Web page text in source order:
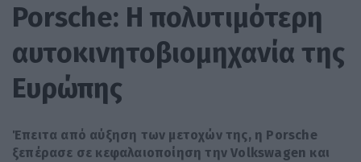
Porsche: Η πολυτιμότερη
αυτοκινητοβιομηχανία της
Ευρώπης
Έπειτα από αύξηση των μετοχών της, η Porsche
ξεπέρασε σε κεφαλαιοποίηση την Volkswagen και